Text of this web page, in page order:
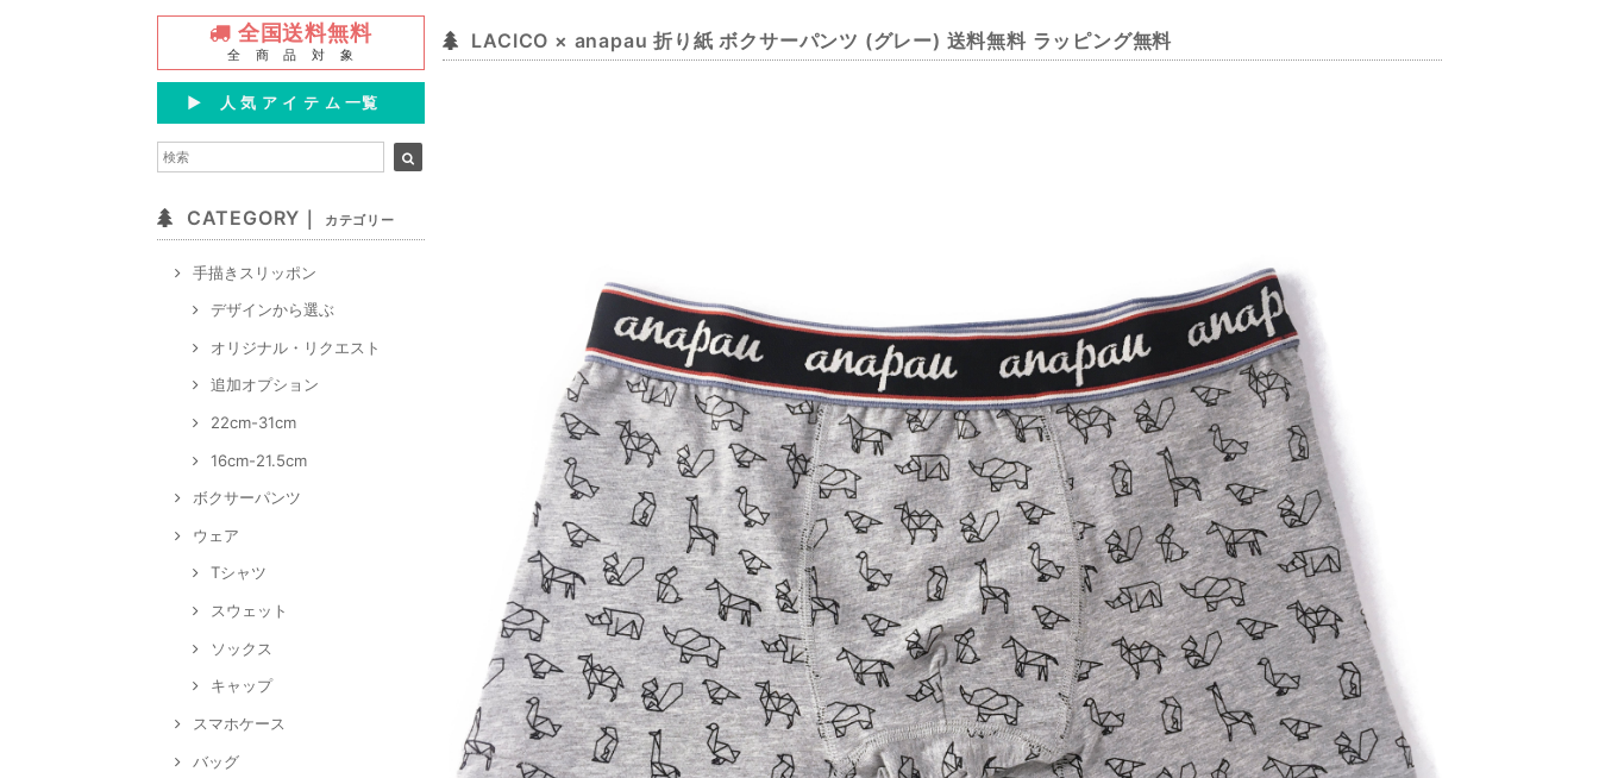
全国送料無料
全 商 品 対 象
▶︎ 人 気 ア イ テ ム 一覧
CATEGORY｜ カテゴリー
手描きスリッポン
デザインから選ぶ
オリジナル・リクエスト
追加オプション
22cm-31cm
16cm-21.5cm
ボクサーパンツ
ウェア
Tシャツ
スウェット
ソックス
キャップ
スマホケース
バッグ
LACICO × anapau 折り紙 ボクサーパンツ (グレー) 送料無料 ラッピング無料